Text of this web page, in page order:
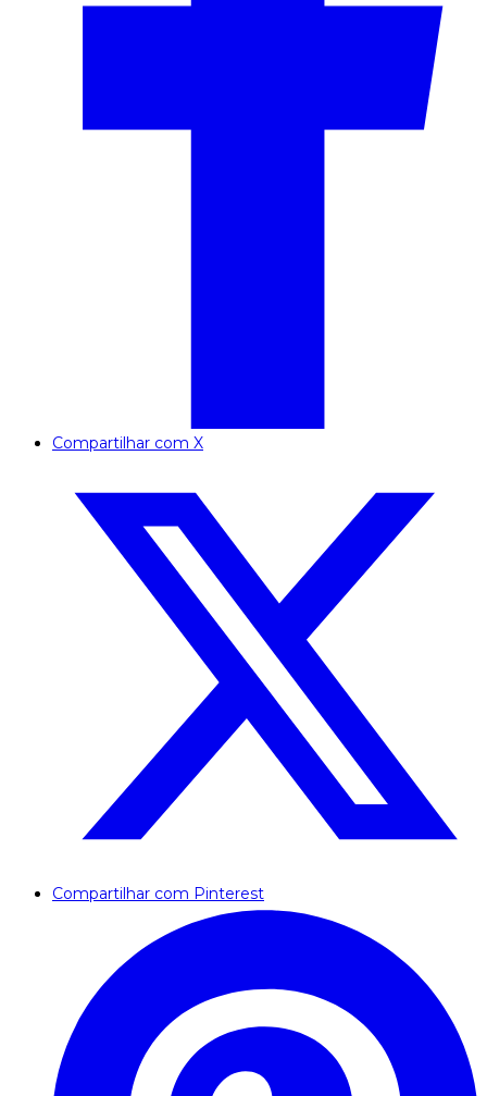
Compartilhar com X
Compartilhar com Pinterest